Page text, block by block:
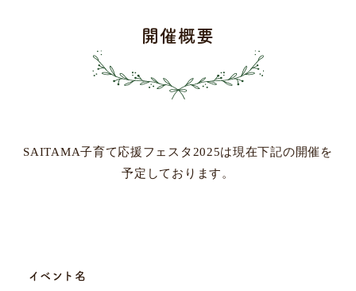
開催概要
SAITAMA子育て応援フェスタ2025は現在下記の開催を
予定しております。
イベント名